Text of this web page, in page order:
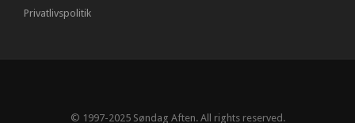
Privatlivspolitik
© 1997-2025 Søndag Aften. All rights reserved.